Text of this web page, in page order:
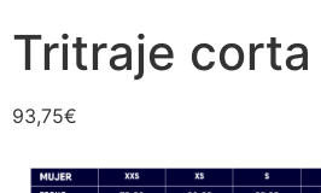
Tritraje
93,75€